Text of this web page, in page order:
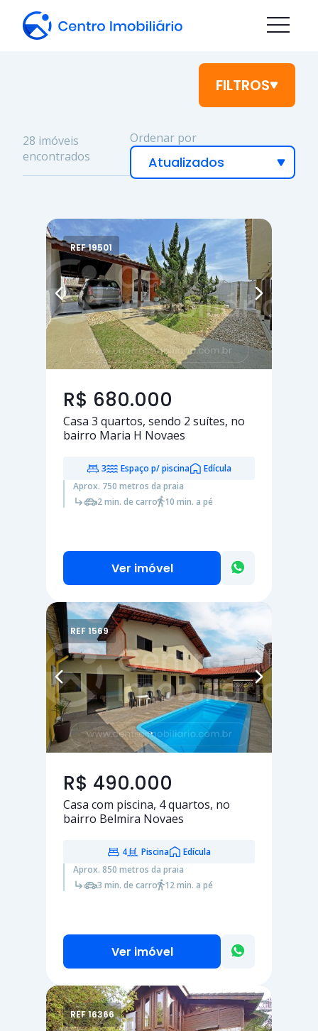
FILTROS
28 imóveis
encontrados
Ordenar por
REF 19501
R$ 680.000
Casa 3 quartos, sendo 2 suítes, no
bairro Maria H Novaes
3 Espaço p/ piscina
Edícula
Aprox. 750 metros da praia
2 min. de carro
10 min. a pé
Ver imóvel
REF 1569
R$ 490.000
Casa com piscina, 4 quartos, no
bairro Belmira Novaes
4 Piscina
Edícula
Aprox. 850 metros da praia
3 min. de carro
12 min. a pé
Ver imóvel
REF 16366